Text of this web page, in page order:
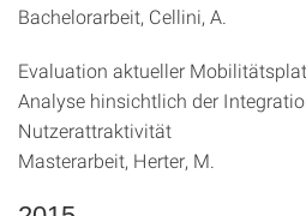
Bachelorarbeit, Cellini, A.
Evaluation aktueller
Analyse hinsichtlich der
Nutzerattraktivität
Masterarbeit, Herter, M.